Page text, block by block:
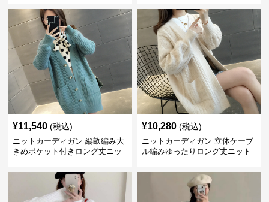
¥11,540 (税込)
ニットカーディガン 縦畝編み大
きめポケット付きロング丈ニッ
¥10,280 (税込)
ニットカーディガン 立体ケーブ
ル編みゆったりロング丈ニット